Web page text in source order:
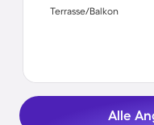
Terrasse/Balkon
Alle